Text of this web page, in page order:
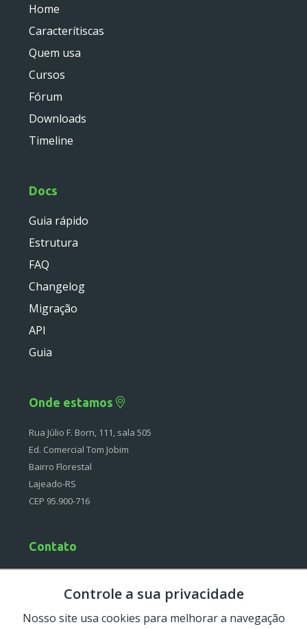
service
util
validator
widget
base
chart
form
menu
template
wrapper
wrapper
Reports
Errors
Indices
Files
Home
Caracterítiscas
Quem usa
Cursos
Fórum
Downloads
Timeline
Docs
Guia rápido
Estrutura
FAQ
Changelog
Migração
API
Guia
Onde estamos
Rua Júlio F. Born, 111, sala 505
Ed. Comercial Tom Jobim
Bairro Florestal
Lajeado-RS
CEP 95.900-716
Contato
Segunda à Sexta
Controle a sua privacidade
Nosso site usa cookies para melhorar a navegação